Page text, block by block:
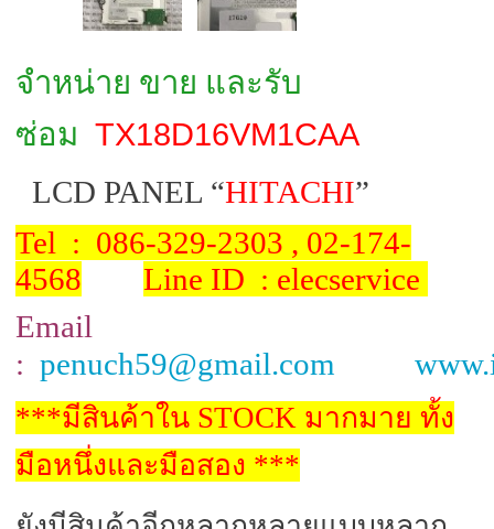
จำหน่าย ขาย และรับ
ซ่อม TX18D16VM1CAA
LCD PANEL “HITACHI”
Tel : 086-329-2303 , 02-174-
4568
Line ID : elecservice
Email
:penuch59@gmail.com
***มีสินค้าใน STOCK มากมาย ทั้ง
มือหนึ่งและมือสอง ***